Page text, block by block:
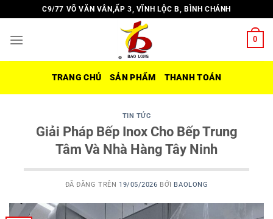
đến
nội
C9/77 VÕ VĂN VÂN,ẤP 3, VĨNH LỘC B, BÌNH CHÁNH
0
TRANG CHỦ SẢN PHẨM THANH TOÁN
TIN TỨC
Giải Pháp Bếp Inox Cho Bếp Trung
Tâm Và Nhà Hàng Tây Ninh
ĐÃ ĐĂNG TRÊN 19/05/2026 BỞI BAOLONG